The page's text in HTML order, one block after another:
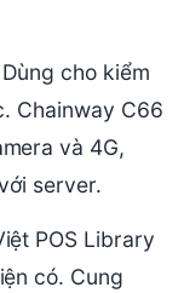
Dùng cho kiểm
Chainway C66
và 4G,
server.
POS Library
có. Cung